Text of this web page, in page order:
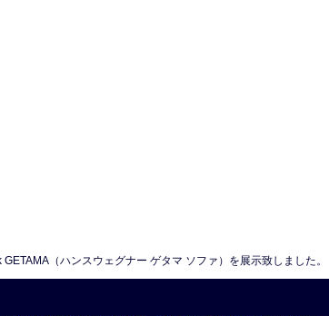
（ハンスウェグナー ゲタマ ソファ）を展示致しました。